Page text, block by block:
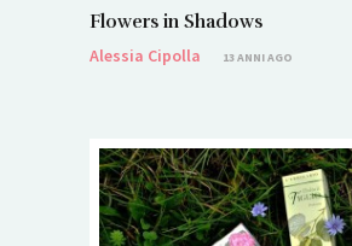
Flowers in Shadows
Alessia Cipolla
13 ANNI AGO